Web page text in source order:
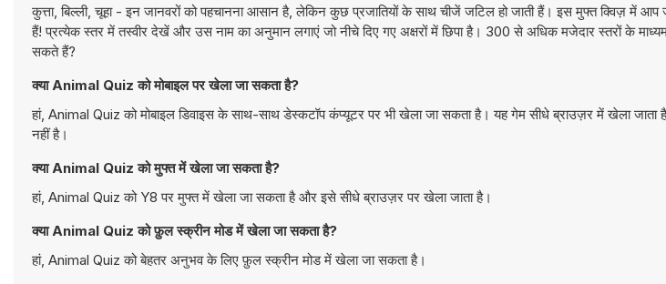
कुत्ता, बिल्ली, चूहा - इन जानवरों को पहचानना आसान है, लेकिन कुछ प्रजातियों के साथ चीजें जटिल हो जाती हैं। इस मुफ्त क्विज़ में आप
हैं! प्रत्येक स्तर में तस्वीर देखें और उस नाम का अनुमान लगाएं जो नीचे दिए गए अक्षरों में छिपा है। 300 से अधिक मजेदार स्तरों के
सकते हैं?
क्या Animal Quiz को मोबाइल पर खेला जा सकता है?
हां, Animal Quiz को मोबाइल डिवाइस के साथ-साथ डेस्कटॉप कंप्यूटर पर भी खेला जा सकता है। यह गेम सीधे ब्राउज़र में खेला
नहीं है।
क्या Animal Quiz को मुफ्त में खेला जा सकता है?
हां, Animal Quiz को Y8 पर मुफ्त में खेला जा सकता है और इसे सीधे ब्राउज़र पर खेला जाता है।
क्या Animal Quiz को फ़ुल स्क्रीन मोड में खेला जा सकता है?
हां, Animal Quiz को बेहतर अनुभव के लिए फ़ुल स्क्रीन मोड में खेला जा सकता है।